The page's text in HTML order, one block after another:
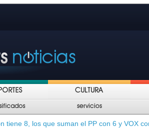
tiene 8, los que suman el PP con 6 y VOX